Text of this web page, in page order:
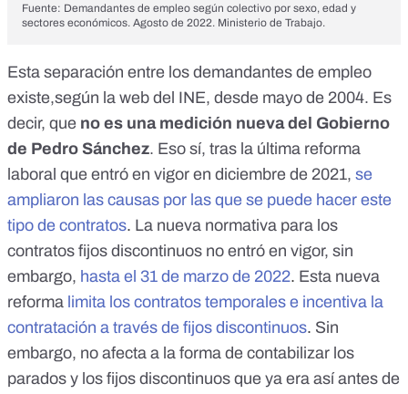
Fuente: Demandantes de empleo según colectivo por sexo, edad y
sectores económicos. Agosto de 2022. Ministerio de Trabajo.
Esta separación entre los demandantes de empleo
existe,según la web del INE, desde mayo de 2004. Es
decir, que no es una medición nueva del Gobierno
de Pedro Sánchez. Eso sí, tras la última reforma
laboral que entró en vigor en diciembre de 2021, se
ampliaron las causas por las que se puede hacer este
tipo de contratos. La nueva normativa para los
contratos fijos discontinuos no entró en vigor, sin
embargo, hasta el 31 de marzo de 2022. Esta nueva
reforma limita los contratos temporales e incentiva la
contratación a través de fijos discontinuos. Sin
embargo, no afecta a la forma de contabilizar los
parados y los fijos discontinuos que ya era así antes de